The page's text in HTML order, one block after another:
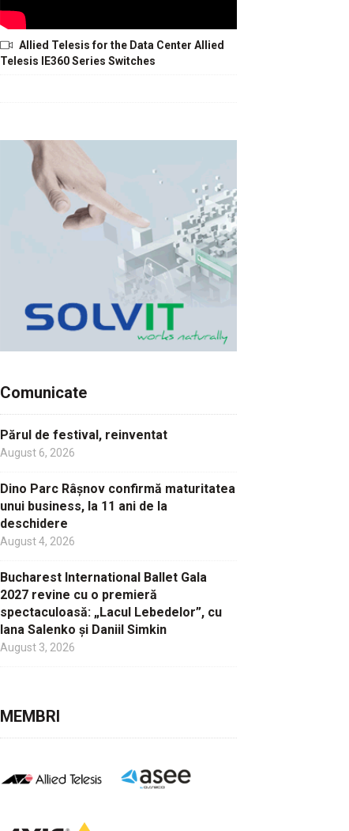
Allied Telesis for the Data Center Allied
Telesis IE360 Series Switches
Comunicate
Părul de festival, reinventat
August 6, 2026
Dino Parc Râșnov confirmă maturitatea
unui business, la 11 ani de la
deschidere
August 4, 2026
Bucharest International Ballet Gala
2027 revine cu o premieră
spectaculoasă: „Lacul Lebedelor”, cu
Iana Salenko și Daniil Simkin
August 3, 2026
MEMBRI